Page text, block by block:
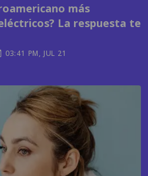
más
La respuesta te
03:41 PM, JUL 21